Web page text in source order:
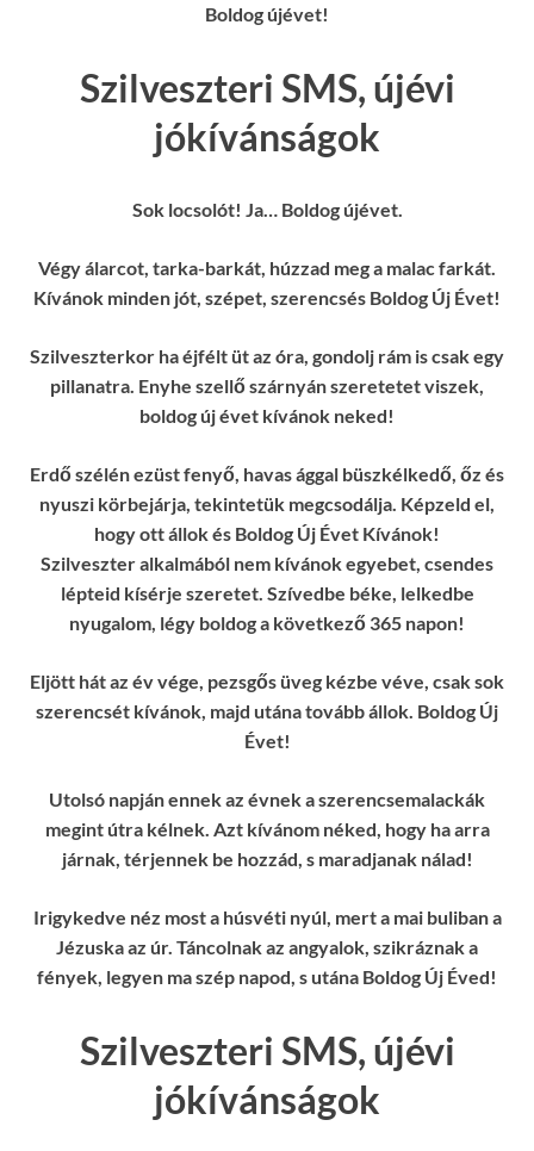
Boldog újévet!
Szilveszteri SMS, újévi
jókívánságok
Sok locsolót! Ja… Boldog újévet.
Végy álarcot, tarka-barkát, húzzad meg a malac farkát.
Kívánok minden jót, szépet, szerencsés Boldog Új Évet!
Szilveszterkor ha éjfélt üt az óra, gondolj rám is csak egy
pillanatra. Enyhe szellő szárnyán szeretetet viszek,
boldog új évet kívánok neked!
Erdő szélén ezüst fenyő, havas ággal büszkélkedő, őz és
nyuszi körbejárja, tekintetük megcsodálja. Képzeld el,
hogy ott állok és Boldog Új Évet Kívánok!
Szilveszter alkalmából nem kívánok egyebet, csendes
lépteid kísérje szeretet. Szívedbe béke, lelkedbe
nyugalom, légy boldog a következő 365 napon!
Eljött hát az év vége, pezsgős üveg kézbe véve, csak sok
szerencsét kívánok, majd utána tovább állok. Boldog Új
Évet!
Utolsó napján ennek az évnek a szerencsemalackák
megint útra kélnek. Azt kívánom néked, hogy ha arra
járnak, térjennek be hozzád, s maradjanak nálad!
Irigykedve néz most a húsvéti nyúl, mert a mai buliban a
Jézuska az úr. Táncolnak az angyalok, szikráznak a
fények, legyen ma szép napod, s utána Boldog Új Éved!
Szilveszteri SMS, újévi
jókívánságok